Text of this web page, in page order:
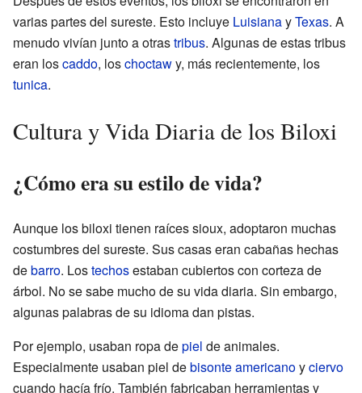
varias partes del sureste. Esto incluye LuisianayTexas. A
menudo vivían junto a otrastribus. Algunas de estas tribus
eran loscaddo, loschoctawy, más recientemente, los
tunica.
Cultura y Vida Diaria de los Biloxi
¿Cómo era su estilo de vida?
Aunque los biloxi tienen raíces sioux, adoptaron muchas
costumbres del sureste. Sus casas eran cabañas hechas
debarro. Lostechosestaban cubiertos con corteza de
árbol. No se sabe mucho de su vida diaria. Sin embargo,
algunas palabras de su idioma dan pistas.
Por ejemplo, usaban ropa depiel de animales.
Especialmente usaban piel debisonte americanoyciervo
cuando hacía frío. También fabricaban herramientas y